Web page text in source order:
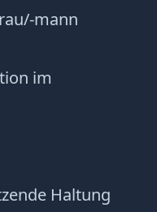
mann
im
Haltung